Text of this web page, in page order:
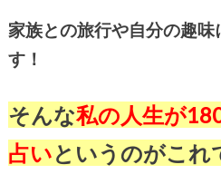
家族との旅行や自分の趣味
す！
そんな私の人生が
占いというのがこれ